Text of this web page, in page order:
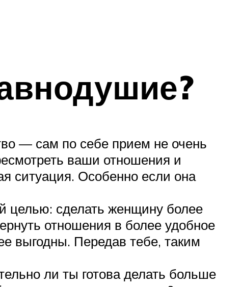
— сам по себе прием не очень
ваши отношения и
ситуация. Особенно если она
целью: сделать женщину более
отношения в более удобное
выгодны. Передав тебе, таким
ли ты готова делать больше